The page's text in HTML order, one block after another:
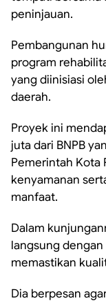
peninjauan.
Pembangunan
program
yang diinisiasi
daerah.
Proyek ini
juta dari BNPB
Pemerintah Kota
kenyamanan
manfaat.
Dalam
langsung
memastikan
Dia berpesan